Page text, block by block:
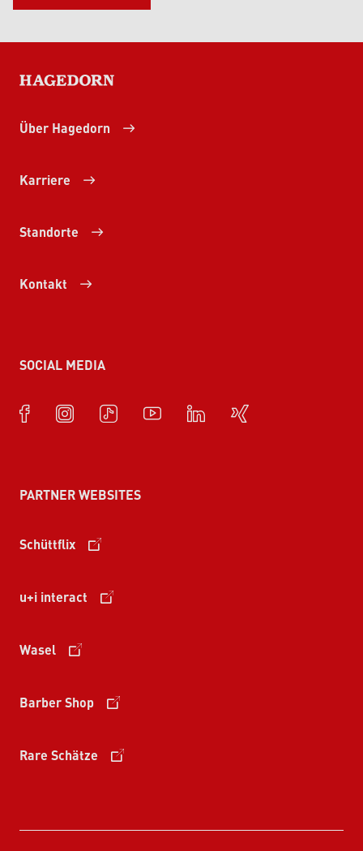
HAGEDORN
Über Hagedorn
Karriere
Standorte
Kontakt
SOCIAL MEDIA
PARTNER WEBSITES
Schüttflix
u+i interact
Wasel
Barber Shop
Rare Schätze